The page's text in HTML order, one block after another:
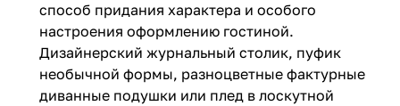
способ придания характера и особого
настроения оформлению гостиной.
Дизайнерский журнальный столик, пуфик
необычной формы, разноцветные фактурные
диванные подушки или плед в лоскутной